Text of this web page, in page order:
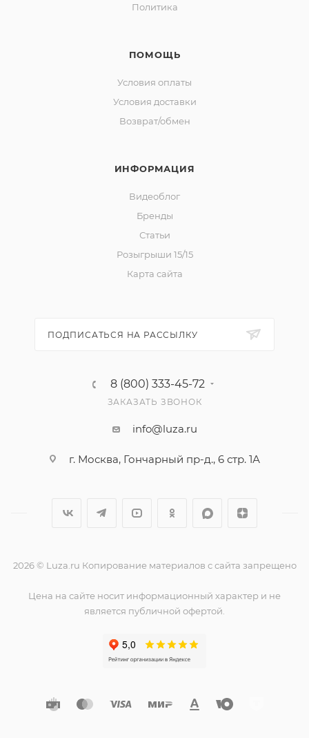
Политика
ПОМОЩЬ
Условия оплаты
Условия доставки
Возврат/обмен
ИНФОРМАЦИЯ
Видеоблог
Бренды
Статьи
Розыгрыши 15/15
Карта сайта
ПОДПИСАТЬСЯ НА РАССЫЛКУ
8 (800) 333-45-72
ЗАКАЗАТЬ ЗВОНОК
info@luza.ru
г. Москва, Гончарный пр-д., 6 стр. 1А
2026 © Luza.ru Копирование материалов с сайта запрещено
Цена на сайте носит информационный характер и не
является публичной офертой.